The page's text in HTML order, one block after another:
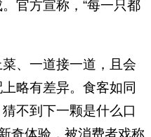
官方宣称，“每一只都
、一道接一道，且会
略有差异。食客如同
不到下一颗是什么口
奇体验，被消费者戏称